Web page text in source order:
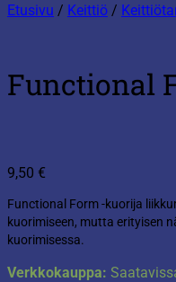
Etusivu / Keittiö /
Functional
9,50 €
Functional Form -kuorija
kuorimiseen, mutta erityisen
kuorimisessa.
Verkkokauppa: